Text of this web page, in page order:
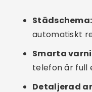
som ber om
endast